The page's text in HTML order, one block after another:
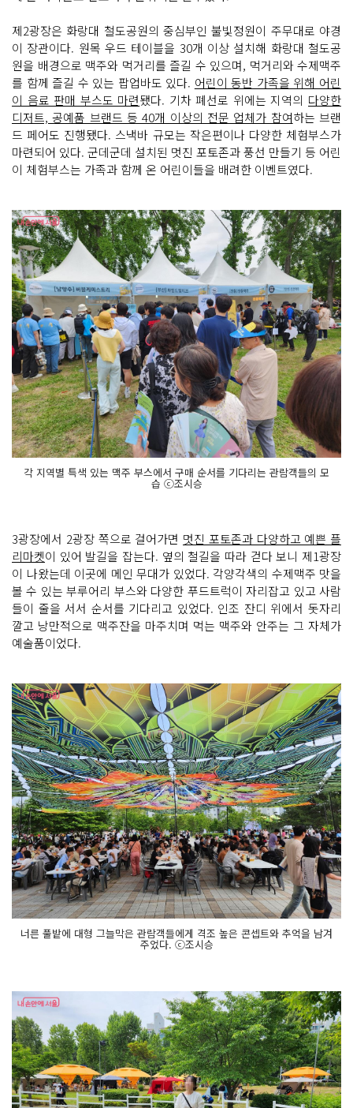
제2광장은 화랑대 철도공원의 중심부인 불빛정원이 주무대로 야경
이 장관이다. 원목 우드 테이블을 30개 이상 설치해 화랑대 철도공
원을 배경으로 맥주와 먹거리를 즐길 수 있으며, 먹거리와 수제맥주
를 함께 즐길 수 있는 팝업바도 있다. 어린이 동반 가족을 위해 어린
이 음료 판매 부스도 마련됐다. 기차 폐선로 위에는 지역의 다양한
디저트, 공예품 브랜드 등 40개 이상의 전문 업체가 참여하는 브랜
드 페어도 진행됐다. 스낵바 규모는 작은편이나 다양한 체험부스가
마련되어 있다. 군데군데 설치된 멋진 포토존과 풍선 만들기 등 어린
이 체험부스는 가족과 함께 온 어린이들을 배려한 이벤트였다.
각 지역별 특색 있는 맥주 부스에서 구매 순서를 기다리는 관람객들의 모
습 ⓒ조시승
​3광장에서 2광장 쪽으로 걸어가면 멋진 포토존과 다양하고 예쁜 플
리마켓이 있어 발길을 잡는다. 옆의 철길을 따라 걷다 보니 제1광장
이 나왔는데 이곳에 메인 무대가 있었다. 각양각색의 수제맥주 맛을
볼 수 있는 부루어리 부스와 다양한 푸드트럭이 자리잡고 있고 사람
들이 줄을 서서 순서를 기다리고 있었다. 인조 잔디 위에서 돗자리
깔고 낭만적으로 맥주잔을 마주치며 먹는 맥주와 안주는 그 자체가
예술품이었다.
너른 풀밭에 대형 그늘막은 관람객들에게 격조 높은 콘셉트와 추억을 남겨
주었다. ⓒ조시승